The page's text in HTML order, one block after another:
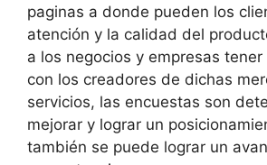
paginas a donde pueden los
atención y la calidad del
a los negocios y empresas
con los creadores de dichas
servicios, las encuestas son
mejorar y lograr un
también se puede lograr un